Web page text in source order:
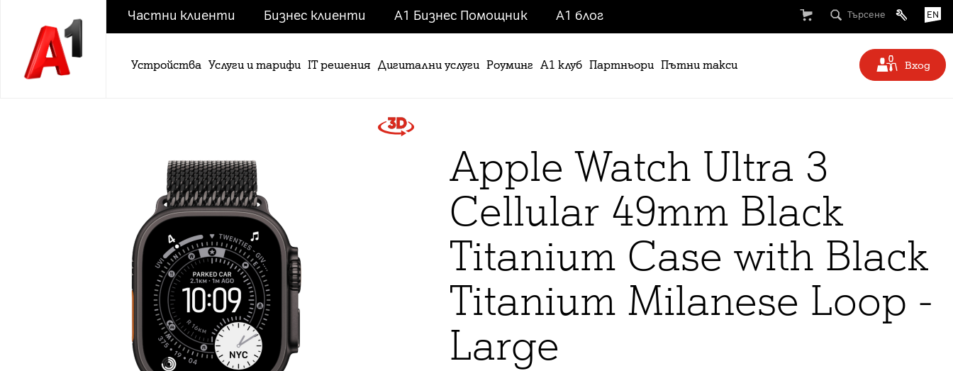
Частни клиенти Бизнес клиенти А1 Бизнес Помощник A1 блог Търсене EN
Устройства Услуги и тарифи IT решения Дигитални услуги Роуминг А1 клуб Партньори Пътни такси Вход
Apple Watch Ultra 3
Cellular 49mm Black
Titanium Case with Black
Titanium Milanese Loop -
Large